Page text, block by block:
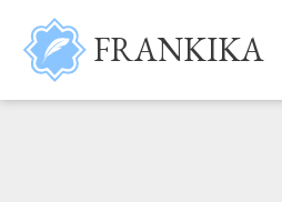
Aller au contenu principal
FRANKIKA